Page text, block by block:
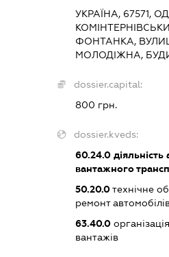
УКРАЇНА, 67571,
ФОНТАНКА,
МОЛОДІЖНА,
dossier.capital:
800 грн.
dossier.kveds:
60.24.0
вантажного
50.20.0технічне
ремонт
63.40.0
вантажів